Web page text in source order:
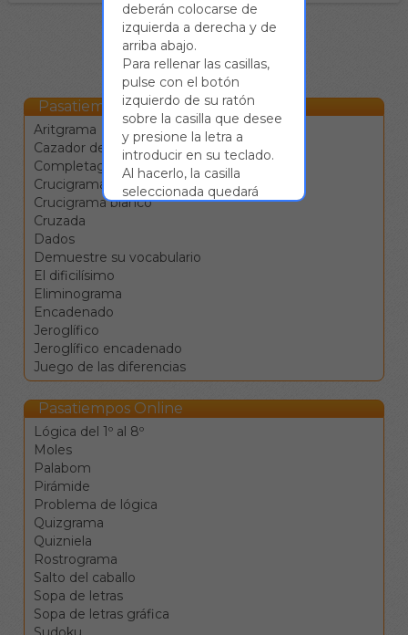
Pasatiempos Online
Aritgrama
Cazador de estrellas
Completagrama
Crucigrama
Crucigrama blanco
Cruzada
Dados
Demuestre su vocabulario
El dificilísimo
Eliminograma
Encadenado
Jeroglífico
Jeroglífico encadenado
Juego de las diferencias
Pasatiempos Online
Lógica del 1º al 8º
Moles
Palabom
Pirámide
Problema de lógica
Quizgrama
Quizniela
Rostrograma
Salto del caballo
Sopa de letras
Sopa de letras gráfica
deberán colocarse de
izquierda a derecha y de
arriba abajo.
Para rellenar las casillas,
pulse con el botón
izquierdo de su ratón
sobre la casilla que desee
y presione la letra a
introducir en su teclado.
Al hacerlo, la casilla
seleccionada quedará
rellenada con dicha letra y
rellenar todas las casillas
sirven para moverse
entre las celdas en las
El tabulador |→ sirve
para saltar a la
desplazamiento.
(supr) borra el valor de